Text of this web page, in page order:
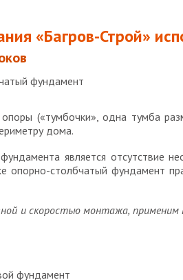
«Багров-Строй»
(«тумбочки», одна тумба
дома.
является отсутствие
опорно-столбчатый фундамент
и скоростью монтажа,